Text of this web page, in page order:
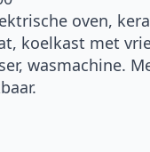
oven,
koelkast met
wasmachine.